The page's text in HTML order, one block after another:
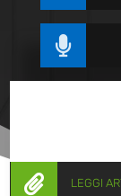

 LEGGI